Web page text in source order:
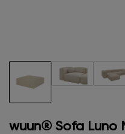
wuun® Sofa Luno